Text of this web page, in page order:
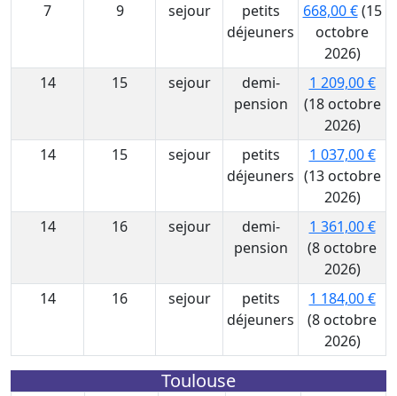
7
9 sejour
petits
déjeuners
668,00 €(15
octobre
2026)
14
15 sejour
demi-
pension
1 209,00 €
(18 octobre
2026)
14
15 sejour
petits
déjeuners
1 037,00 €
(13 octobre
2026)
14
16 sejour
demi-
pension
1 361,00 €
(8 octobre
2026)
14
16 sejour
petits
déjeuners
1 184,00 €
(8 octobre
2026)
Toulouse